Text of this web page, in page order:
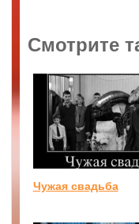
Смотрите
Чужая свадьба